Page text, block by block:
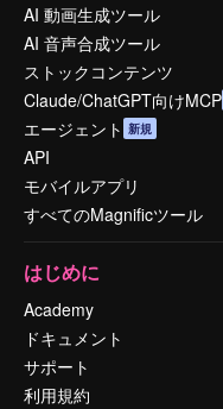
AI 動画生成ツール
AI 音声合成ツール
ストックコンテンツ
Claude/ChatGPT向けMCP
エージェント 新規
API
モバイルアプリ
すべてのMagnificツール
はじめに
Academy
ドキュメント
サポート
利用規約